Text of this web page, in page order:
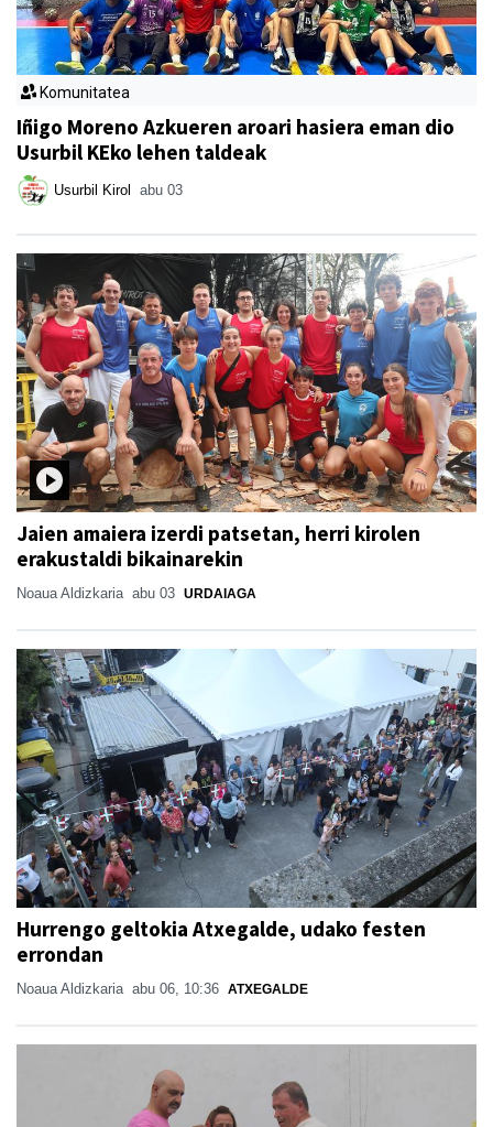
Komunitatea
Iñigo Moreno Azkueren aroari hasiera eman dio
Usurbil KEko lehen taldeak
Usurbil Kirol abu 03
Jaien amaiera izerdi patsetan, herri kirolen
erakustaldi bikainarekin
Noaua Aldizkaria abu 03 URDAIAGA
Hurrengo geltokia Atxegalde, udako festen
errondan
Noaua Aldizkaria abu 06, 10:36 ATXEGALDE